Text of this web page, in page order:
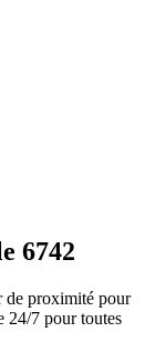
6742
de proximité pour
24/7 pour toutes